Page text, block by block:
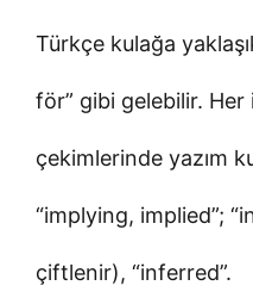
Türkçe kulağa
för” gibi gelebilir.
çekimlerinde yazım
“implying, implied”;
çiftlenir), “inferred”.